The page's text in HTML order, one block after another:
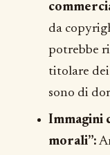
da
potrebbe
titolare
sono di
Immagini
morali”: